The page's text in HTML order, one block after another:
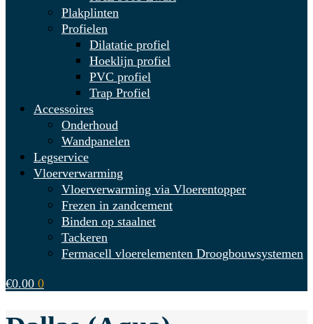
Plakplinten
Profielen
Dilatatie profiel
Hoeklijn profiel
PVC profiel
Trap Profiel
Accessoires
Onderhoud
Wandpanelen
Legservice
Vloerverwarming
Vloerverwarming via Vloerentopper
Frezen in zandcement
Binden op staalnet
Tackeren
Fermacell vloerelementen Droogbouwsystemen
€0.00 0